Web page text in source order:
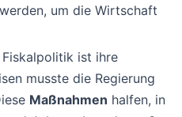
um die Wirtschaft
ist ihre
musste die Regierung
Maßnahmen halfen, in